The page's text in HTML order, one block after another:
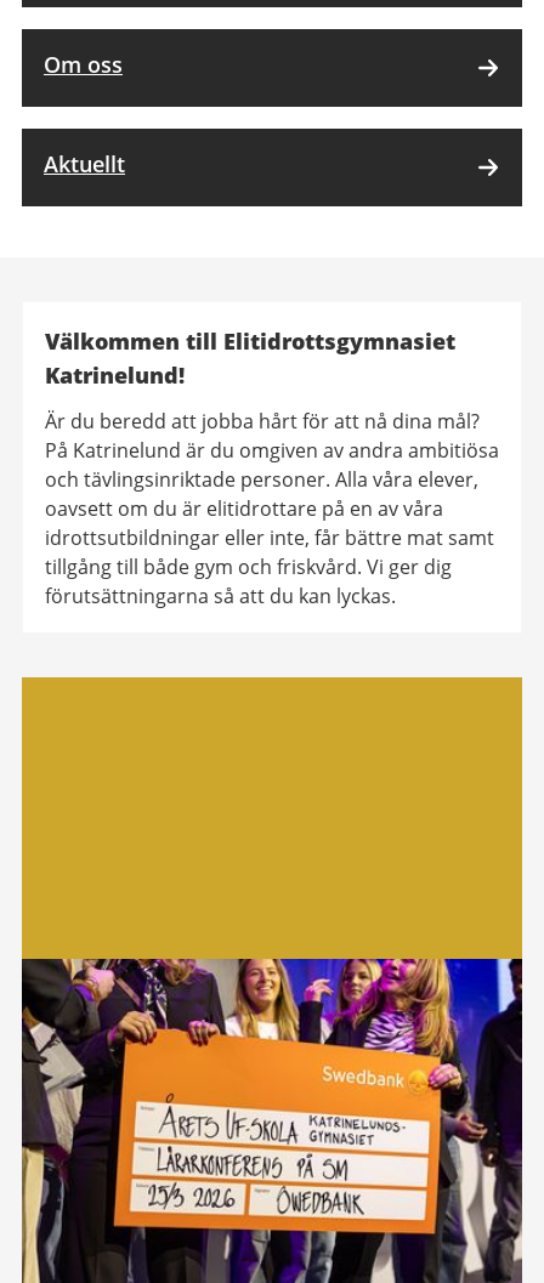
Om oss
Aktuellt
Välkommen till Elitidrottsgymnasiet
Katrinelund!
Är du beredd att jobba hårt för att nå dina mål?
På Katrinelund är du omgiven av andra ambitiösa
och tävlingsinriktade personer. Alla våra elever,
oavsett om du är elitidrottare på en av våra
idrottsutbildningar eller inte, får bättre mat samt
tillgång till både gym och friskvård. Vi ger dig
förutsättningarna så att du kan lyckas.